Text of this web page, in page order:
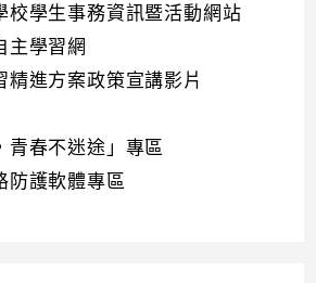
校學生事務資訊暨活動網站
主學習網
精進方案政策宣講影片
青春不迷途」專區
防護軟體專區